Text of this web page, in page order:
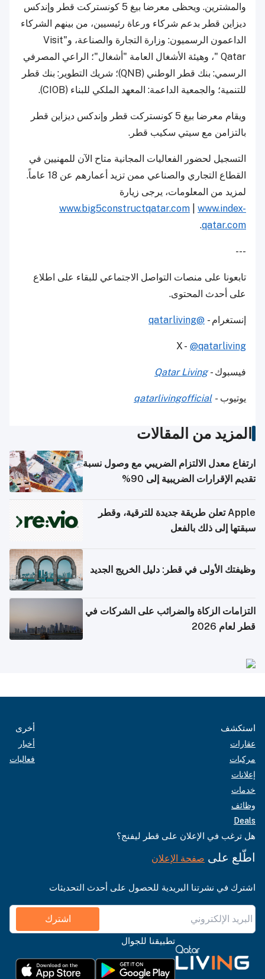
والمشترين. ويحظى معرضا بيغ 5 كونستركت قطر وإندكس
ديزاين قطر بدعم شركاء ورعاة رئيسيين، من بينهم الشركاء
الداعمون الرسميون: وزارة التجارة والصناعة، و"Visit
Qatar "، وهيئة الأشغال العامة "أشغال"؛ الراعي المصرفي
الرسمي: بنك قطر الوطني (QNB)؛ شريك التطوير: بنك قطر
للتنمية؛ والجمعية الداعمة: المعهد الملكي للبناء (CIOB).
ويقام معرضا بيغ 5 كونستركت قطر وإندكس ديزاين قطر
بالتزامن مع سيتي سكيب قطر.
التسجيل لحضور الفعاليات المجانية متاح الآن للمهنيين في
القطاع التجاري والصناعي ممن تزيد أعمارهم عن 18 عاماً.
لمزيد من المعلومات، يرجى زيارة
www.big5constructqatar.com
www.index-
qatar.com
.
---
تابعونا على منصات التواصل الاجتماعي للبقاء على اطلاع
على أحدث المحتوى.
إنستغرام - @qatarliving
X - @qatarliving
فيسبوك -Qatar Living
يوتيوب -
qatarlivingofficial
المزيد من المقالات
ارتفاع معدل الالتزام الضريبي مع وصول نسبة
تقديم الإقرارات الضريبية إلى 90%
Apple تعلن طريقة جديدة للترقية، وقطر
سبقتها إلى ذلك بالفعل
وظيفتك الأولى في قطر: دليل الخريج الجديد
التزامات الزكاة والضرائب على الشركات في
قطر لعام 2026
استكشف
عقارات
مركبات
إعلانات
خدمات
وظائف
Deals
أخرى
أخبار
فعاليات
هل ترغب في الإعلان على قطر ليفنج؟
اطّلع على صفحة الإعلان
اشترك في نشرتنا البريدية للحصول على أحدث التحديثات
اشترك
تطبيقنا للجوال